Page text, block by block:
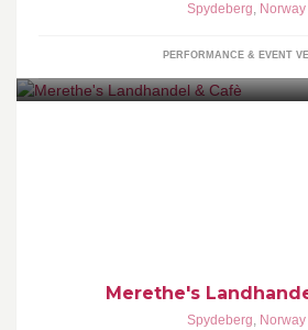
Spydeberg, Norway
PERFORMANCE & EVENT
Merethe's
Spydeberg, Norway